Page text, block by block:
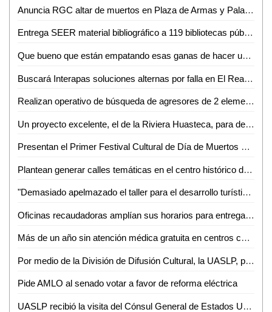
Anuncia RGC altar de muertos en Plaza de Armas y Palacio de Gobierno
Entrega SEER material bibliográfico a 119 bibliotecas públicas
Que bueno que están empatando esas ganas de hacer un gran proyecto turístico: Lilia Lara
Buscará Interapas soluciones alternas por falla en El Realito
Realizan operativo de búsqueda de agresores de 2 elementos de PDI
Un proyecto excelente, el de la Riviera Huasteca, para detonar el turismo
Presentan el Primer Festival Cultural de Día de Muertos de Santa María del Río
Plantean generar calles temáticas en el centro histórico de SLP
"Demasiado apelmazado el taller para el desarrollo turístico de la ZH": Guillermo Ahuja
Oficinas recaudadoras amplían sus horarios para entrega de licencias gratuitas
Más de un año sin atención médica gratuita en centros comunitarios, sin razón: Albarrán Ramírez
Por medio de la División de Difusión Cultural, la UASLP, presentará el espectáculo "Taka Dimi Ta" de la compañía de danza de la India
Pide AMLO al senado votar a favor de reforma eléctrica
UASLP recibió la visita del Cónsul General de Estados Unidos